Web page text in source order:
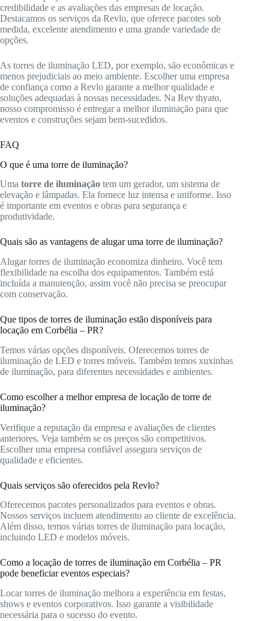
credibilidade e as avaliações das empresas de locação.
Destacamos os serviços da Revlo, que oferece pacotes sob
medida, excelente atendimento e uma grande variedade de
opções.
As torres de iluminação LED, por exemplo, são econômicas e
menos prejudiciais ao meio ambiente. Escolher uma empresa
de confiança como a Revlo garante a melhor qualidade e
soluções adequadas à nossas necessidades. Na Rev thyato,
nosso compromisso é entregar a melhor iluminação para que
eventos e construções sejam bem-sucedidos.
FAQ
O que é uma torre de iluminação?
Uma torre de iluminação tem um gerador, um sistema de
elevação e lâmpadas. Ela fornece luz intensa e uniforme. Isso
é importante em eventos e obras para segurança e
produtividade.
Quais são as vantagens de alugar uma torre de iluminação?
Alugar torres de iluminação economiza dinheiro. Você tem
flexibilidade na escolha dos equipamentos. Também está
incluída a manutenção, assim você não precisa se preocupar
com conservação.
Que tipos de torres de iluminação estão disponíveis para
locação em Corbélia – PR?
Temos várias opções disponíveis. Oferecemos torres de
iluminação de LED e torres móveis. Também temos xuxinhas
de iluminação, para diferentes necessidades e ambientes.
Como escolher a melhor empresa de locação de torre de
iluminação?
Verifique a reputação da empresa e avaliações de clientes
anteriores. Veja também se os preços são competitivos.
Escolher uma empresa confiável assegura serviços de
qualidade e eficientes.
Quais serviços são oferecidos pela Revlo?
Oferecemos pacotes personalizados para eventos e obras.
Nossos serviços incluem atendimento ao cliente de excelência.
Além disso, temos várias torres de iluminação para locação,
incluindo LED e modelos móveis.
Como a locação de torres de iluminação em Corbélia – PR
pode beneficiar eventos especiais?
Locar torres de iluminação melhora a experiência em festas,
shows e eventos corporativos. Isso garante a visibilidade
necessária para o sucesso do evento.